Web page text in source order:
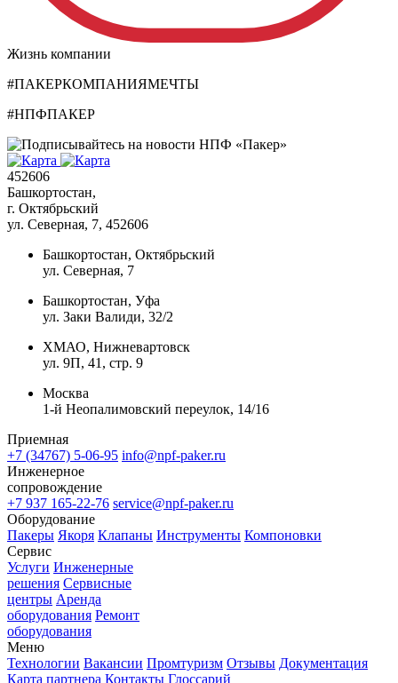
Жизнь компании
#ПАКЕРКОМПАНИЯМЕЧТЫ
#НПФПАКЕР
452606
Башкортостан,
г. Октябрьский
ул. Северная, 7, 452606
Башкортостан, Октябрьский
ул. Северная, 7
Башкортостан, Уфа
ул. Заки Валиди, 32/2
ХМАО, Нижневартовск
ул. 9П, 41, стр. 9
Москва
1-й Неопалимовский переулок, 14/16
Приемная
+7 (34767) 5-06-95 info@npf-paker.ru
Инженерное
сопровождение
+7 937 165-22-76 service@npf-paker.ru
Оборудование
Пакеры Якоря Клапаны Инструменты Компоновки
Сервис
Услуги Инженерные
решения Сервисные
центры Аренда
оборудования Ремонт
оборудования
Меню
Технологии Вакансии Промтуризм Отзывы Документация
Карта партнера Контакты Глоссарий